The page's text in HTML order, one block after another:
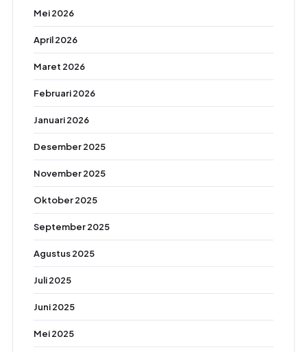
Mei 2026
April 2026
Maret 2026
Februari 2026
Januari 2026
Desember 2025
November 2025
Oktober 2025
September 2025
Agustus 2025
Juli 2025
Juni 2025
Mei 2025